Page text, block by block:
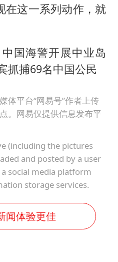
在这一系列动作，就
国海警开展中业岛
抓捕69名中国公民
体平台“网易号”作者上传
。网易仅提供信息发布平
(including the pictures
and posted by a user
social media platform
storage services.
闻体验更佳